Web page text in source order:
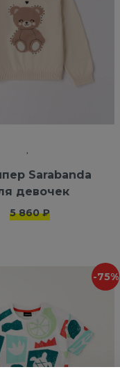
Sarabanda
девочек
5 860 ₽
-75%